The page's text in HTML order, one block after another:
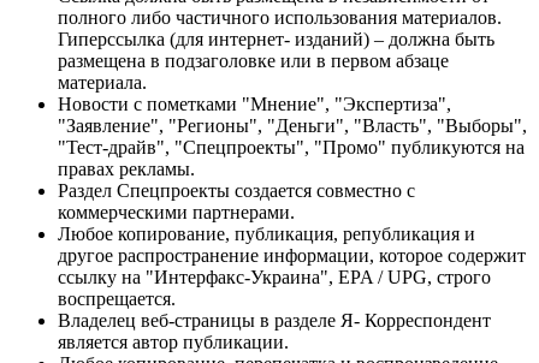
полного либо частичного использования материалов.
Гиперссылка (для интернет- изданий) – должна быть
размещена в подзаголовке или в первом абзаце
материала.
Новости с пометками "Мнение", "Экспертиза",
"Заявление", "Регионы", "Деньги", "Власть", "Выборы",
"Тест-драйв", "Спецпроекты", "Промо" публикуются на
правах рекламы.
Раздел Спецпроекты создается совместно с
коммерческими партнерами.
Любое копирование, публикация, републикация и
другое распространение информации, которое содержит
ссылку на "Интерфакс-Украина", EPA / UPG, строго
воспрещается.
Владелец веб-страницы в разделе Я- Корреспондент
является автор публикации.